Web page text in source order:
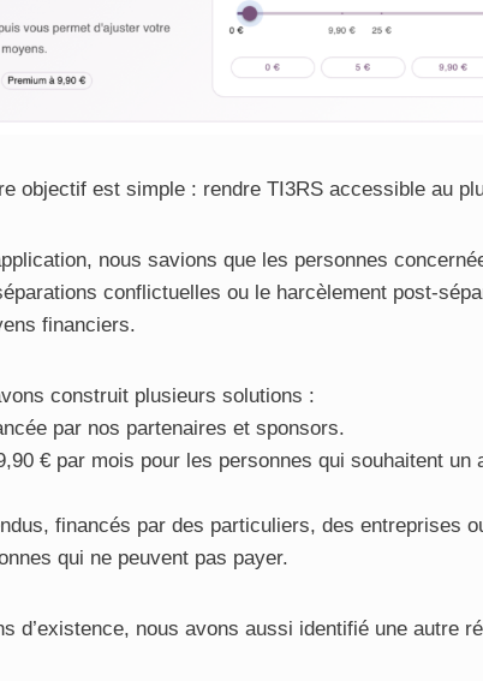
objectif est simple : rendre TI3RS accessible au
nous savions que les personnes
conflictuelles ou le harcèlement post-
financiers.
construit plusieurs solutions :
par nos partenaires et sponsors.
€ par mois pour les personnes qui souhaitent un
financés par des particuliers, des entreprises
qui ne peuvent pas payer.
d’existence, nous avons aussi identifié une autre